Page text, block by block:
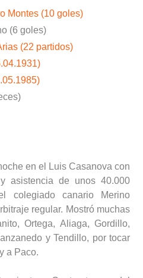
Montes (10 goles)
(6 goles)
(22 partidos)
en el Luis Casanova con
asistencia de unos 40.000
colegiado canario Merino
regular. Mostró muchas
Ortega, Aliaga, Gordillo,
y Tendillo, por tocar
a Paco.